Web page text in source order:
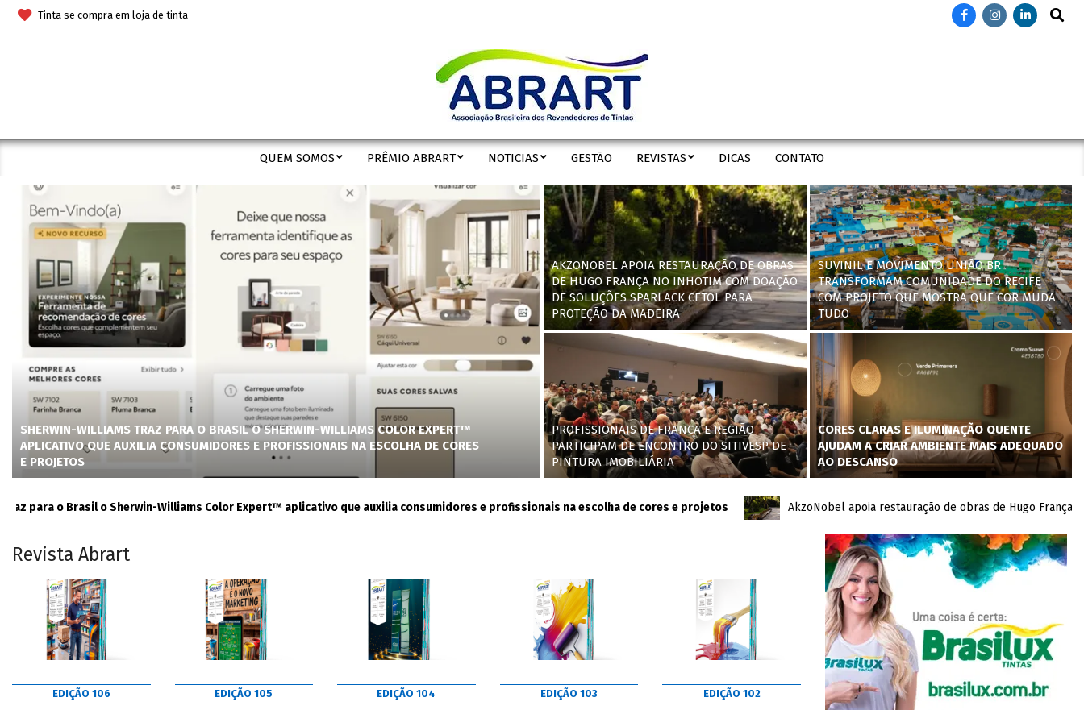
Skip
Tinta se compra em loja de tinta
Search
ABRART
Secondary
Navigation
Menu
QUEM SOMOS PRÊMIO ABRART NOTICIAS GESTÃO REVISTAS DICAS CONTATO
SHERWIN-WILLIAMS TRAZ PARA O BRASIL O SHERWIN-WILLIAMS COLOR EXPERT™
APLICATIVO QUE AUXILIA CONSUMIDORES E PROFISSIONAIS NA ESCOLHA DE CORES
E PROJETOS
AKZONOBEL APOIA RESTAURAÇÃO DE OBRAS
DE HUGO FRANÇA NO INHOTIM COM DOAÇÃO
DE SOLUÇÕES SPARLACK CETOL PARA
PROTEÇÃO DA MADEIRA
SUVINIL E MOVIMENTO UNIÃO BR
TRANSFORMAM COMUNIDADE DO RECIFE
COM PROJETO QUE MOSTRA QUE COR MUDA
TUDO
PROFISSIONAIS DE FRANCA E REGIÃO
PARTICIPAM DE ENCONTRO DO SITIVESP DE
PINTURA IMOBILIÁRIA
CORES CLARAS E ILUMINAÇÃO QUENTE
AJUDAM A CRIAR AMBIENTE MAIS ADEQUADO
AO DESCANSO
o Brasil o Sherwin-Williams Color Expert™ aplicativo que auxilia consumidores e profissionais na escolha de cores e projetos AkzoNobel apoia restauração de obras de Hugo França no
Revista Abrart
EDIÇÃO 106 EDIÇÃO 105 EDIÇÃO 104 EDIÇÃO 103 EDIÇÃO 102